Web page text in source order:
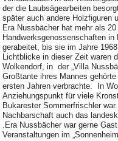
der die Laubsägearbeiten
später auch andere Holzfiguren
Era Nussbächer hat mehr als
Handwerksgenossenschaften
gerabeitet, bis sie im Jahre
Lichtblicke in dieser Zeit waren
Wolkendorf, in der „Villa
Großtante ihres Mannes
ersten Jahren verbrachte. In
Anziehungspunkt für viele
Bukarester Sommerfrischler
Nachbarschaft auch das
.Era Nussbächer war gerne
Veranstaltungen im